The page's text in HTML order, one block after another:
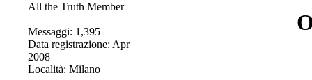
All the Truth Member
Messaggi: 1,395
Data registrazione: Apr
2008
Località: Milano